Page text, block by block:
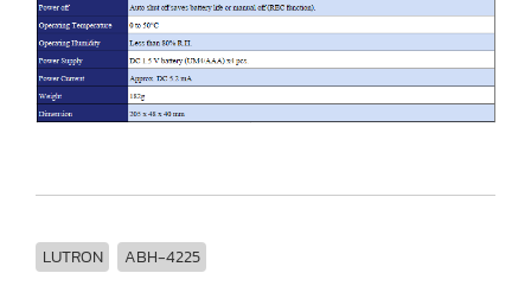
LUTRON ABH-4225